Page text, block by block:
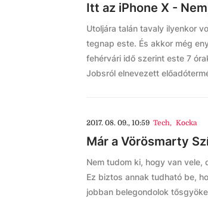
Itt az iPhone X -
Utoljára talán tavaly ilyenkor
tegnap este. És akkor még
fehérvári idő szerint este 7
Jobsról elnevezett
2017. 08. 09., 10:59 Tech, Kocka
Már a Vörösmarty
Nem tudom ki, hogy van vele,
Ez biztos annak tudható be,
jobban belegondolok